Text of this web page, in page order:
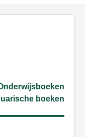
boeken